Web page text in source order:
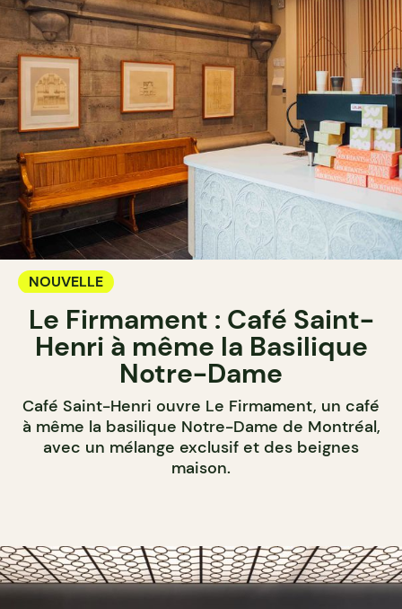
NOUVELLE
Le Firmament : Café Saint-
Henri à même la Basilique
Notre-Dame
Café Saint-Henri ouvre Le Firmament, un café
à même la basilique Notre-Dame de Montréal,
avec un mélange exclusif et des beignes
maison.